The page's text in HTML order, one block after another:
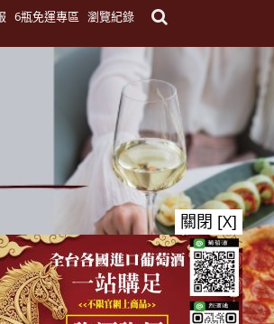
6瓶免運專區 瀏覽紀錄
關閉 [X]